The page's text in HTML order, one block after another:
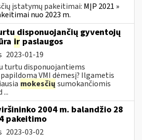
įstatymų pakeitimai: MĮP 2021 »
nuo 2023 m.
disponuojančių gyventojų
ir paslaugos
2023-01-19
turtu disponuojantiems
VMI dėmesį? Ilgametis
mokesčių sumokančiomis
2004 m. balandžio 28
pakeitimo
2023-03-02